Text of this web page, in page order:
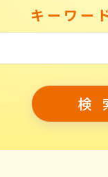
キーワー